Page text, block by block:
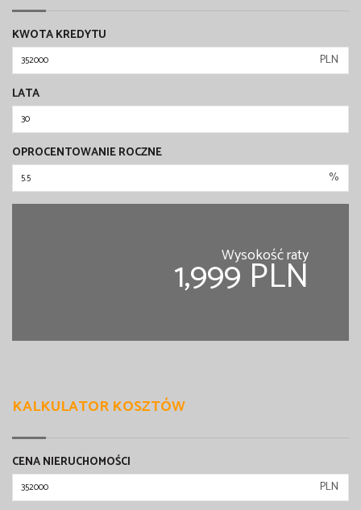
KWOTA KREDYTU
PLN
LATA
OPROCENTOWANIE ROCZNE
%
Wysokość raty
1,999 PLN
KALKULATOR KOSZTÓW
CENA NIERUCHOMOŚCI
PLN